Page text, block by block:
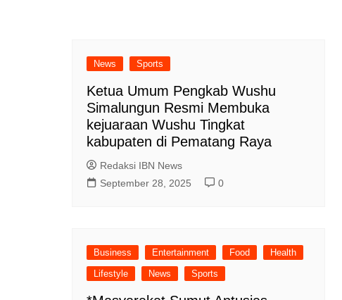
News Sports
Ketua Umum Pengkab Wushu
Simalungun Resmi Membuka
kejuaraan Wushu Tingkat
kabupaten di Pematang Raya
Redaksi IBN News
September 28, 2025
0
Business Entertainment Food
Health
Lifestyle
News Sports